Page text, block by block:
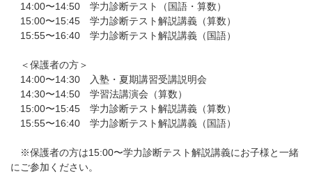
14:00〜14:50 学力診断テスト（国語・算数）
15:00〜15:45 学力診断テスト解説講義（算数）
15:55〜16:40 学力診断テスト解説講義（国語）
＜保護者の方＞
14:00〜14:30 入塾・夏期講習受講説明会
14:30〜14:50 学習法講演会（算数）
15:00〜15:45 学力診断テスト解説講義（算数）
15:55〜16:40 学力診断テスト解説講義（国語）
※保護者の方は15:00〜学力診断テスト解説講義にお子様と一緒
にご参加ください。